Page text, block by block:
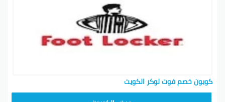
كوبون خصم فوت لوكر الكويت